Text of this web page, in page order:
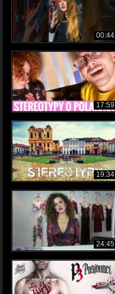
00:44
17:59
19:34
24:45